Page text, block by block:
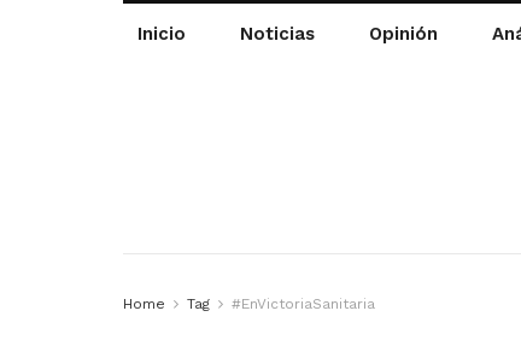
Inicio Noticias Opinión
Home Tag #EnVictoriaSanitaria